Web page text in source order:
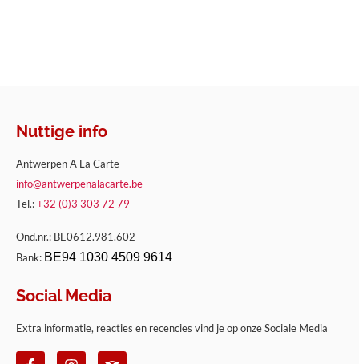
Nuttige info
Antwerpen A La Carte
info@antwerpenalacarte.be
Tel.:+32 (0)3 303 72 79
Ond.nr.: BE0612.981.602
Bank: BE94 1030 4509 9614
Social Media
Extra informatie, reacties en recencies vind je op onze Sociale Media